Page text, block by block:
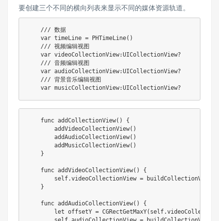
要创建三个不同的横向列表来显示不同的媒体资源轨道。
    /// 数据
    var timeLine = PHTimeLine()
    /// 视频编辑视图
    var videoCollectionView:UICollectionView?
    /// 音频编辑视图
    var audioCollectionView:UICollectionView?
    /// 背景音乐编辑视图
    var musicCollectionView:UICollectionView?
    func addCollectionView() {
        addVideoCollectionView()
        addAudioCollectionView()
        addMusicCollectionView()
    }
    func addVideoCollectionView() {
self.videoCollectionView =
    }
    func addAudioCollectionView() {
let offsetY =